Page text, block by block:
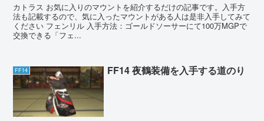
カトラス お気に入りのマウントを紹介するだけの記事です。入手方
法も記載するので、気に入ったマウントがある人は是非入手してみて
ください フェンリル 入手方法：ゴールドソーサーにて100万MGPで
交換できる「フェ...
FF14 FF14 夜鶴装備を入手する道のり